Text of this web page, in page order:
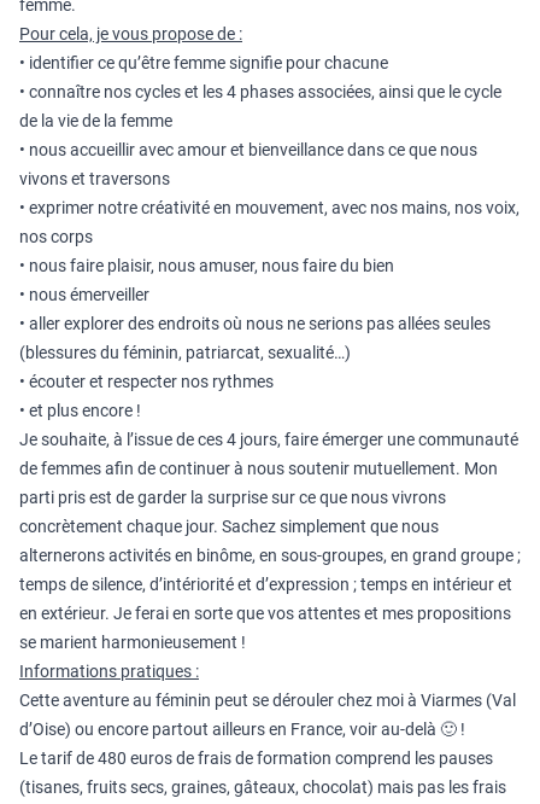
femme.
Pour cela, je vous propose de :
• identifier ce qu’être femme signifie pour chacune
• connaître nos cycles et les 4 phases associées, ainsi que le cycle
de la vie de la femme
• nous accueillir avec amour et bienveillance dans ce que nous
vivons et traversons
• exprimer notre créativité en mouvement, avec nos mains, nos voix,
nos corps
• nous faire plaisir, nous amuser, nous faire du bien
• nous émerveiller
• aller explorer des endroits où nous ne serions pas allées seules
(blessures du féminin, patriarcat, sexualité…)
• écouter et respecter nos rythmes
• et plus encore !
Je souhaite, à l’issue de ces 4 jours, faire émerger une communauté
de femmes afin de continuer à nous soutenir mutuellement. Mon
parti pris est de garder la surprise sur ce que nous vivrons
concrètement chaque jour. Sachez simplement que nous
alternerons activités en binôme, en sous‑groupes, en grand groupe ;
temps de silence, d’intériorité et d’expression ; temps en intérieur et
en extérieur. Je ferai en sorte que vos attentes et mes propositions
se marient harmonieusement !
Informations pratiques :
Cette aventure au féminin peut se dérouler chez moi à Viarmes (Val
d’Oise) ou encore partout ailleurs en France, voir au-delà 🙂 !
Le tarif de 480 euros de frais de formation comprend les pauses
(tisanes, fruits secs, graines, gâteaux, chocolat) mais pas les frais